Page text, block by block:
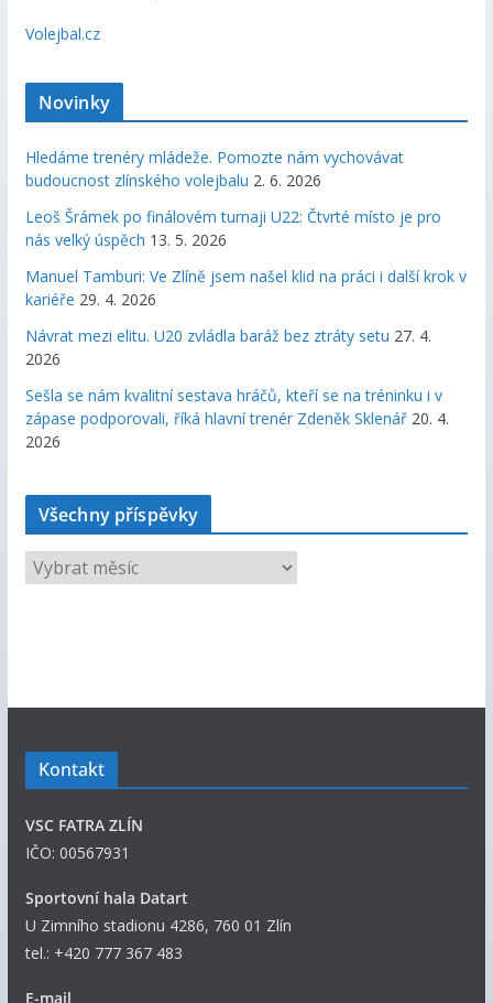
Volejbal.cz
Novinky
Hledáme trenéry mládeže. Pomozte nám vychovávat
budoucnost zlínského volejbalu 2. 6. 2026
Leoš Šrámek po finálovém turnaji U22: Čtvrté místo je pro
nás velký úspěch 13. 5. 2026
Manuel Tamburi: Ve Zlíně jsem našel klid na práci i další krok v
kariéře 29. 4. 2026
Návrat mezi elitu. U20 zvládla baráž bez ztráty setu 27. 4.
2026
Sešla se nám kvalitní sestava hráčů, kteří se na tréninku i v
zápase podporovali, říká hlavní trenér Zdeněk Sklenář 20. 4.
2026
Všechny příspěvky
š
p
ř
ě
v
k
Kontakt
VSC FATRA ZLÍN
IČO: 00567931
Sportovní hala Datart
U Zimního stadionu 4286, 760 01 Zlín
tel.: +420 777 367 483
E-mail